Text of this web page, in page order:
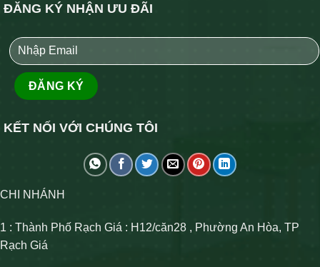
ĐĂNG KÝ NHẬN ƯU ĐÃI
KẾT NỐI VỚI CHÚNG TÔI
CHI NHÁNH
1 : Thành Phố Rạch Giá : H12/căn28 , Phường An Hòa, TP
Rạch Giá